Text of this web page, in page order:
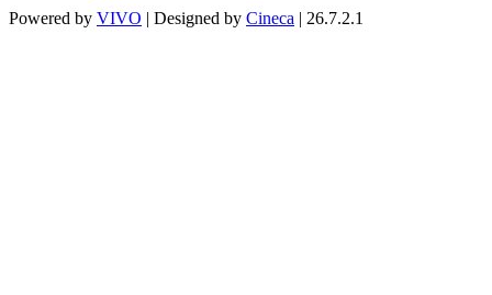
Powered by VIVO | Designed by Cineca | 26.7.2.1